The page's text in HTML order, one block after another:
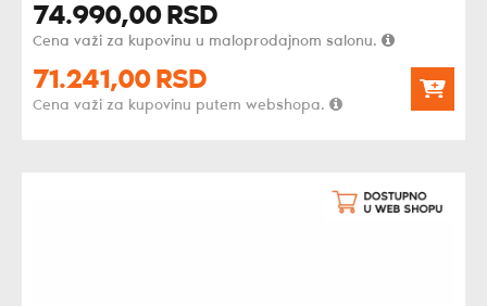
74.990,00 RSD
Cena važi za kupovinu u maloprodajnom salonu.
71.241,00 RSD
Cena važi za kupovinu putem webshopa.